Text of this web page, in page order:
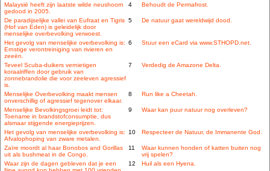
Malaysië heeft zijn laatste wilde neushoorn
gedood in 2005.
4 Behoudt de Permafrost.
De paradijselijke vallei van Eufraat en Tigris
(Hof van Eden) is geleidelijk door
menselijke overbevolking verwoest.
5 De natuur gaat wereldwijd dood.
Het gevolg van menselijke overbevolking is:
Ernstige verontreiniging van rivieren en
zeeën.
6 Stuur een eCard via www.STHOPD.net.
Teveel Scuba-duikers vernietigen
koraalriffen door gebruik van
zonnebrandolie die voor zeeleven agressief
is.
7 Verdedig de Amazone Delta.
Menselijke Overbevolking maakt mensen
onverschillig of agressief tegenover elkaar.
8 Run like a Cheetah.
Menselijke Bevolkingsgroei leidt tot:
Toename in brandstofconsumptie, dus
alsmaar stijgende energieprijzen.
9 Waar kan puur natuur nog overleven?
Het gevolg van menselijke overbevolking is:
Afvalophoping van zware metalen.
10 Respecteer de Natuur, de Immanente God.
Zaïre moordt al haar Bonobos and Gorillas
uit als bushmeat in de Congo.
11
Waar kunnen honden of katten buiten nog
vrij spelen?
Waar zijn de dagen gebleven dat je een
12 Huil als een Hyena.